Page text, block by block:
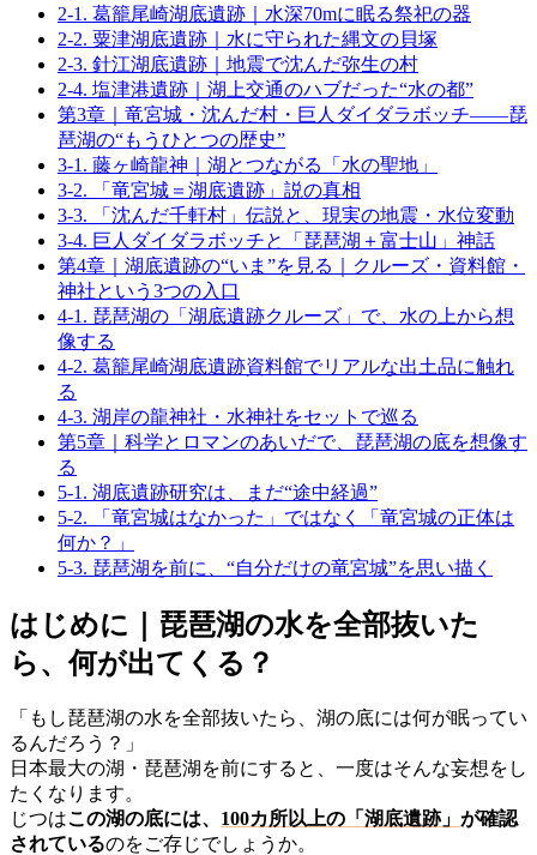
2-1. 葛籠尾崎湖底遺跡｜水深70mに眠る祭祀の器
2-2. 粟津湖底遺跡｜水に守られた縄文の貝塚
2-3. 針江湖底遺跡｜地震で沈んだ弥生の村
2-4. 塩津港遺跡｜湖上交通のハブだった“水の都”
第3章｜竜宮城・沈んだ村・巨人ダイダラボッチ——琵
琶湖の“もうひとつの歴史”
3-1. 藤ヶ崎龍神｜湖とつながる「水の聖地」
3-2. 「竜宮城＝湖底遺跡」説の真相
3-3. 「沈んだ千軒村」伝説と、現実の地震・水位変動
3-4. 巨人ダイダラボッチと「琵琶湖＋富士山」神話
第4章｜湖底遺跡の“いま”を見る｜クルーズ・資料館・
神社という3つの入口
4-1. 琵琶湖の「湖底遺跡クルーズ」で、水の上から想
像する
4-2. 葛籠尾崎湖底遺跡資料館でリアルな出土品に触れ
る
4-3. 湖岸の龍神社・水神社をセットで巡る
第5章｜科学とロマンのあいだで、琵琶湖の底を想像す
る
5-1. 湖底遺跡研究は、まだ“途中経過”
5-2. 「竜宮城はなかった」ではなく「竜宮城の正体は
何か？」
5-3. 琵琶湖を前に、“自分だけの竜宮城”を思い描く
はじめに｜琵琶湖の水を全部抜いた
ら、何が出てくる？
「もし琵琶湖の水を全部抜いたら、湖の底には何が眠ってい
るんだろう？」
日本最大の湖・琵琶湖を前にすると、一度はそんな妄想をし
たくなります。
じつはこの湖の底には、 100カ所以上の「湖底遺跡」 が確認
されているのをご存じでしょうか。